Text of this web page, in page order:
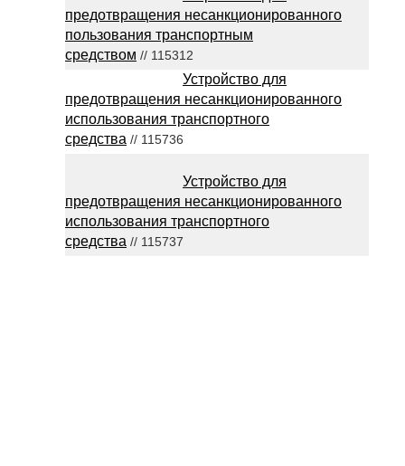
предотвращения несанкционированного
пользования транспортным
средством // 115312
Устройство для
предотвращения несанкционированного
использования транспортного
средства // 115736
Устройство для
предотвращения несанкционированного
использования транспортного
средства // 115737